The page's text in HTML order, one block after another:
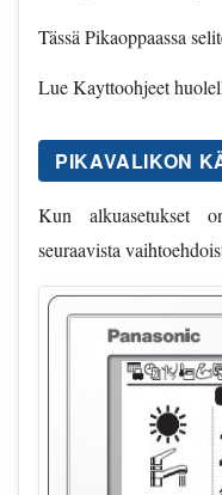
Tässä Pikaoppaassa
Lue Kayttoohjeet
PIKAVALIKON
Kun alkuasetukset
seuraavista